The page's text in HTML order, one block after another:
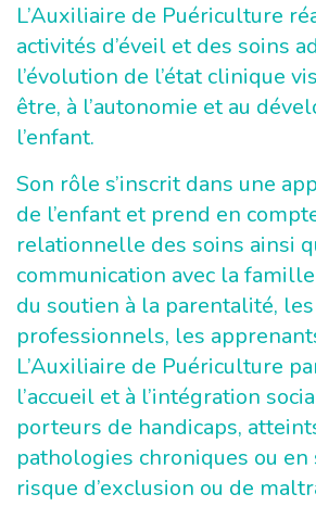
L’Auxiliaire de Puériculture
activités d’éveil et des soins
l’évolution de l’état clinique
être, à l’autonomie et au
l’enfant.
Son rôle s’inscrit dans une
de l’enfant et prend en
relationnelle des soins ainsi
communication avec la
du soutien à la parentalité,
professionnels, les
L’Auxiliaire de Puériculture
l’accueil et à l’intégration
porteurs de handicaps,
pathologies chroniques ou
risque d’exclusion ou de